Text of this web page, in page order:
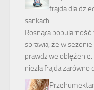
frajda dla
sankach.
Rosnąca
sprawia, że w
prawdziwe oblężenie.
niezła frajda zarówno